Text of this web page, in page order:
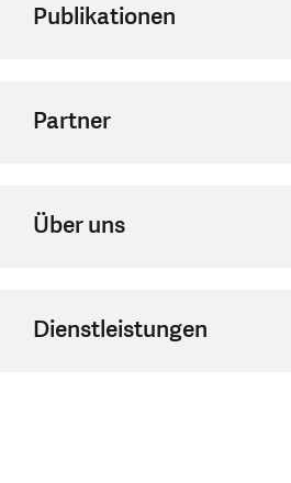
Publikationen
Partner
Über uns
Dienstleistungen